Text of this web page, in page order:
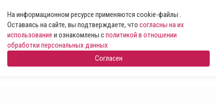
На информационном ресурсе применяются cookie-файлы .
Оставаясь на сайте, вы подтверждаете, что согласны на их
использование и ознакомлены сполитикой в отношении
обработки персональных данных
Согласен